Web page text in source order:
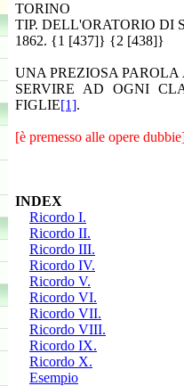
TORINO
TIP. DELL'ORATORIO DI
1862. {1 [437]} {2 [438]}
UNA PREZIOSA
SERVIRE AD OGNI
FIGLIE[1].
[è premesso alle opere
INDEX
Ricordo I.
Ricordo II.
Ricordo III.
Ricordo IV.
Ricordo V.
Ricordo VI.
Ricordo VII.
Ricordo VIII.
Ricordo IX.
Ricordo X.
Esempio